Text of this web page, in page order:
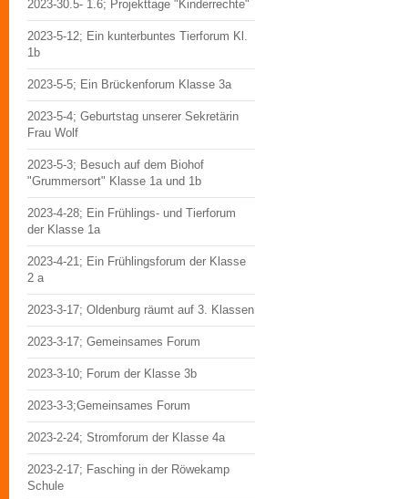
2023-30.5- 1.6; Projekttage "Kinderrechte"
2023-5-12; Ein kunterbuntes Tierforum Kl.
1b
2023-5-5; Ein Brückenforum Klasse 3a
2023-5-4; Geburtstag unserer Sekretärin
Frau Wolf
2023-5-3; Besuch auf dem Biohof
"Grummersort" Klasse 1a und 1b
2023-4-28; Ein Frühlings- und Tierforum
der Klasse 1a
2023-4-21; Ein Frühlingsforum der Klasse
2 a
2023-3-17; Oldenburg räumt auf 3. Klassen
2023-3-17; Gemeinsames Forum
2023-3-10; Forum der Klasse 3b
2023-3-3;Gemeinsames Forum
2023-2-24; Stromforum der Klasse 4a
2023-2-17; Fasching in der Röwekamp
Schule